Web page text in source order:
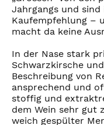
Jahrgangs und
Kaufempfehlung –
macht da keine
In der Nase stark
Schwarzkirsche
Beschreibung von
ansprechend und
stoffig und
dem Wein sehr gut
weich gespülter